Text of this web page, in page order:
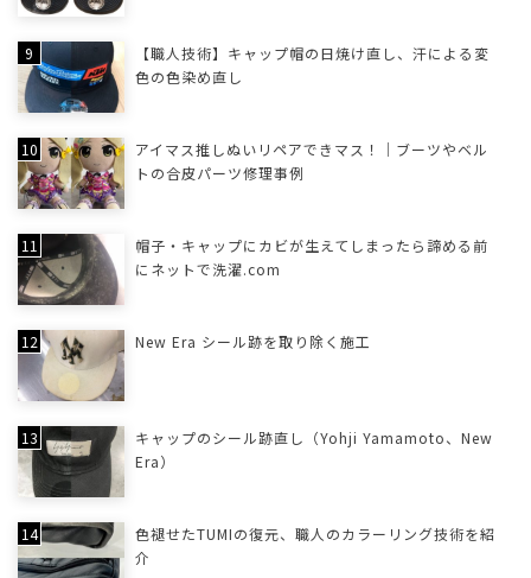
【職人技術】キャップ帽の日焼け直し、汗による変
色の色染め直し
アイマス推しぬいリペアできマス！｜ブーツやベル
トの合皮パーツ修理事例
帽子・キャップにカビが生えてしまったら諦める前
にネットで洗濯.com
New Era シール跡を取り除く施工
キャップのシール跡直し（Yohji Yamamoto、New
Era）
色褪せたTUMIの復元、職人のカラーリング技術を紹
介